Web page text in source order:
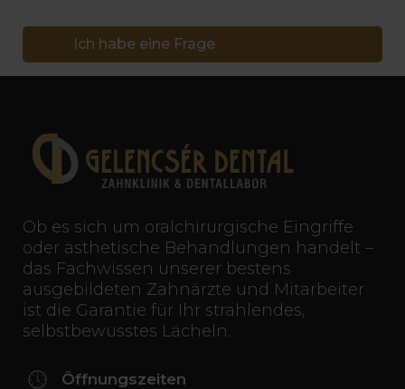
Ich habe eine Frage
Ob es sich um oralchirurgische Eingriffe
oder ästhetische Behandlungen handelt –
das Fachwissen unserer bestens
ausgebildeten Zahnärzte und Mitarbeiter
ist die Garantie für Ihr strahlendes,
selbstbewusstes Lächeln.
Öffnungszeiten